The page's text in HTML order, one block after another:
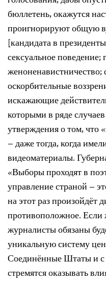
бюллетень, окажутся
проигнорируют общую
[кандидата в
сексуальное поведение;
женоненавистничество;
оскорбительные
искажающие
которыми в ряде
утверждения о том, что
– даже тогда, когда
видеоматериалы.
«Выборы проходят в
управление страной –
на этот раз произойдёт
противоположное. Если
журналисты обязаны
уникальную систему
Соединённые Штаты и
стремятся оказывать